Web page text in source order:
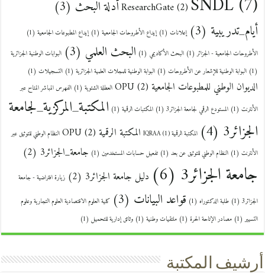
ResearchGate(2) أدلة البحث (3)
أيام_تدريبية (3) إعلانات (1) إيداع الأطروحات الجامعية (1) إيداع المطبوعات الجامعية (1)
الأطروحات الجامعية - الجزائر(1) البحث الأكاديمي (1) البحث العلمي (3)
البوابات الوطنية الجزائرية
(1)
البوابة الوطنية للإشعار عن الأطروحات (1) البوابة الوطنية للمجلات العلمية الجزائرية (1) التسجيلات (1)
الديوان الوطني للمطبوعات الجامعية OPU (2) العطلة الشتوية (1)
الفهرس المباشر المتاح عبر
الأنترنت (1) المستودع الرقمي لجامعة الجزائر3 (1) المكتبات الرقمية (1)
المكتبة_المركزية_لجامعة
الجزائر3 (4) المكتبة الرقمية IQRAA(1) المكتبة الرقمية OPU (2)
النظام الوطني للتوثيق عبر
الأنترنت (1) النظام الوطني للتوثيق عن بعد (1) تفعيل حسابات المستخدمين (1) جامعة_الجزائر3 (2)
جامعة الجزائر3 (6) دليل جامعة الجزائر3 (2) زيارة افتراضية - جامعة
الجزائر3 (1) طلبة الدكتوراه (1) قواعد البيانات (3)
كلية العلوم الاقتصادية العلوم التجارية وعلوم
التسيير(1) مصادر الإتاحة الحرة (1) ملتقيات وطنية (1) وثائق إدارية للتحميل (1)
أرشيف المكتبة